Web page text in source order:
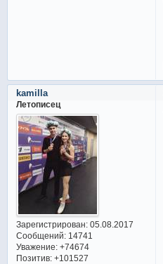
kamilla
Летописец
Зарегистрирован: 05.08.2017
Сообщений:14741
Уважение: +74674
Позитив: +101527